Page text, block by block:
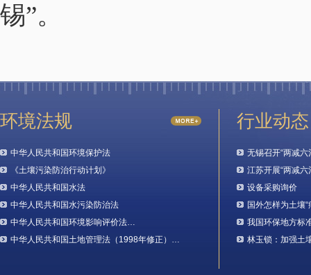
锡”。
环境法规
中华人民共和国环境保护法
《土壤污染防治行动计划》
中华人民共和国水法
中华人民共和国水污染防治法
中华人民共和国环境影响评价法…
中华人民共和国土地管理法（1998年修正）…
行业动态
无锡召开“两减
江苏开展“两减
设备采购询价
国外怎样为土壤“
我国环保地方标
林玉锁：加强土